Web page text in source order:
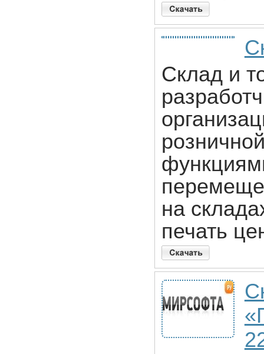
Склад и
на
печать